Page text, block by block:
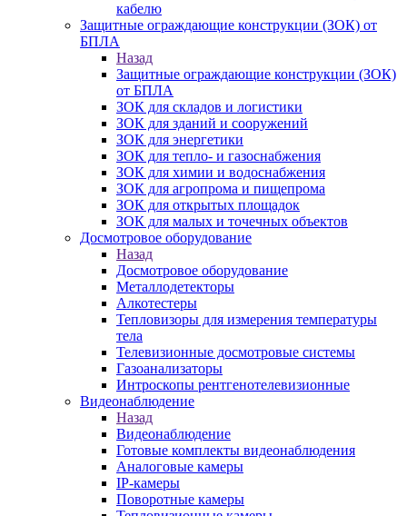
кабелю
Защитные ограждающие конструкции (ЗОК) от
БПЛА
Назад
Защитные ограждающие конструкции (ЗОК)
от БПЛА
ЗОК для складов и логистики
ЗОК для зданий и сооружений
ЗОК для энергетики
ЗОК для тепло- и газоснабжения
ЗОК для химии и водоснабжения
ЗОК для агропрома и пищепрома
ЗОК для открытых площадок
ЗОК для малых и точечных объектов
Досмотровое оборудование
Назад
Досмотровое оборудование
Металлодетекторы
Алкотестеры
Тепловизоры для измерения температуры
тела
Телевизионные досмотровые системы
Газоанализаторы
Интроскопы рентгенотелевизионные
Видеонаблюдение
Назад
Видеонаблюдение
Готовые комплекты видеонаблюдения
Аналоговые камеры
IP-камеры
Поворотные камеры